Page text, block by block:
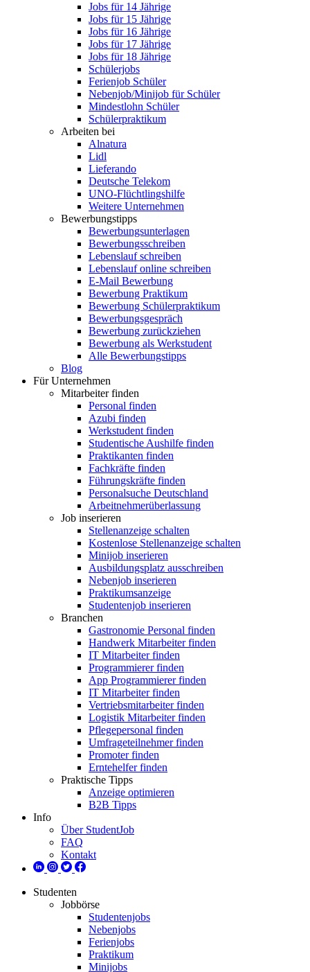
Jobs für 14 Jährige
Jobs für 15 Jährige
Jobs für 16 Jährige
Jobs für 17 Jährige
Jobs für 18 Jährige
Schülerjobs
Ferienjob Schüler
Nebenjob/Minijob für Schüler
Mindestlohn Schüler
Schülerpraktikum
Arbeiten bei
Alnatura
Lidl
Lieferando
Deutsche Telekom
UNO-Flüchtlingshilfe
Weitere Unternehmen
Bewerbungstipps
Bewerbungsunterlagen
Bewerbungsschreiben
Lebenslauf schreiben
Lebenslauf online schreiben
E-Mail Bewerbung
Bewerbung Praktikum
Bewerbung Schülerpraktikum
Bewerbungsgespräch
Bewerbung zurückziehen
Bewerbung als Werkstudent
Alle Bewerbungstipps
Blog
Für Unternehmen
Mitarbeiter finden
Personal finden
Azubi finden
Werkstudent finden
Studentische Aushilfe finden
Praktikanten finden
Fachkräfte finden
Führungskräfte finden
Personalsuche Deutschland
Arbeitnehmerüberlassung
Job inserieren
Stellenanzeige schalten
Kostenlose Stellenanzeige schalten
Minijob inserieren
Ausbildungsplatz ausschreiben
Nebenjob inserieren
Praktikumsanzeige
Studentenjob inserieren
Branchen
Gastronomie Personal finden
Handwerk Mitarbeiter finden
IT Mitarbeiter finden
Programmierer finden
App Programmierer finden
IT Mitarbeiter finden
Vertriebsmitarbeiter finden
Logistik Mitarbeiter finden
Pflegepersonal finden
Umfrageteilnehmer finden
Promoter finden
Erntehelfer finden
Praktische Tipps
Anzeige optimieren
B2B Tipps
Info
Über StudentJob
FAQ
Kontakt
Studenten
Jobbörse
Studentenjobs
Nebenjobs
Ferienjobs
Praktikum
Minijobs